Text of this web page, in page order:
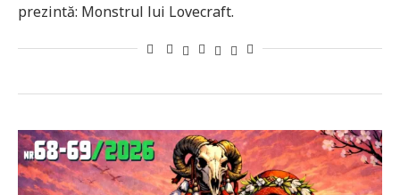
prezintă: Monstrul lui Lovecraft.